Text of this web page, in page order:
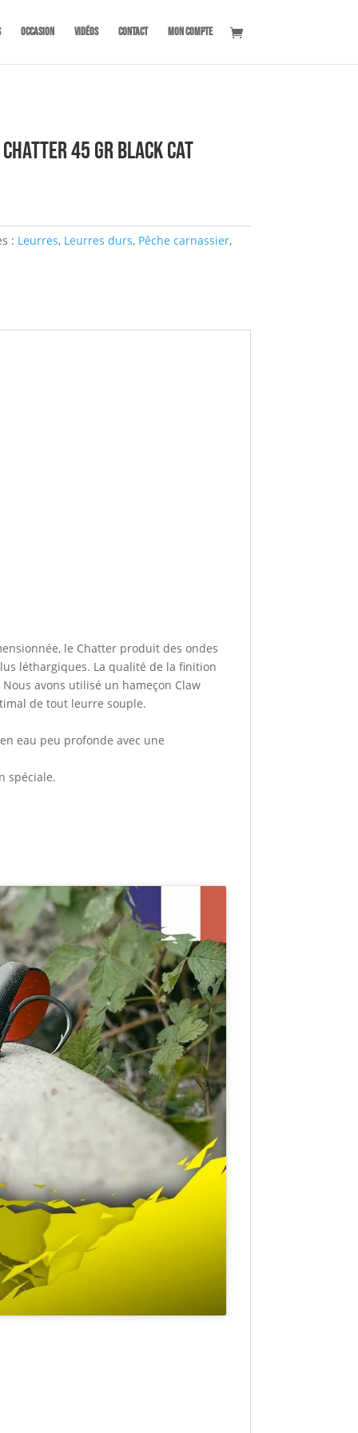
OCCASION Vidéos Contact Mon compte
45 gr BLACK CAT
: Leurres, Leurres durs, Pêche carnassier,
le Chatter produit des ondes
léthargiques. La qualité de la finition
avons utilisé un hameçon Claw
de tout leurre souple.
eau peu profonde avec une
spéciale.